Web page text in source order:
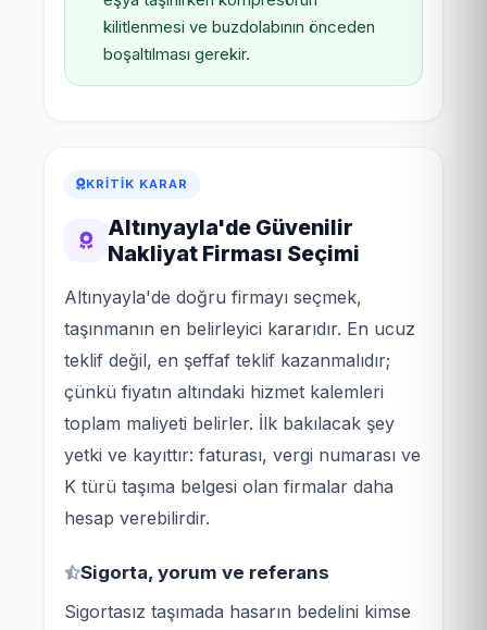
kilitlenmesi ve buzdolabının önceden
boşaltılması gerekir.
KRITIK KARAR
Altınyayla'de Güvenilir
Nakliyat Firması Seçimi
Altınyayla'de doğru firmayı seçmek,
taşınmanın en belirleyici kararıdır. En ucuz
teklif değil, en şeffaf teklif kazanmalıdır;
çünkü fiyatın altındaki hizmet kalemleri
toplam maliyeti belirler. İlk bakılacak şey
yetki ve kayıttır: faturası, vergi numarası ve
K türü taşıma belgesi olan firmalar daha
hesap verebilirdir.
Sigorta, yorum ve referans
Sigortasız taşımada hasarın bedelini kimse